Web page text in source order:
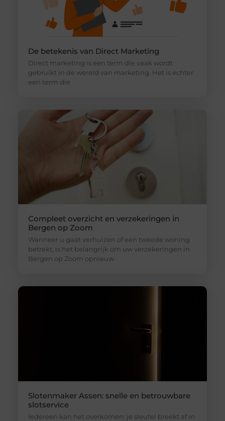
De betekenis van Direct Marketing
Direct marketing is een term die vaak wordt
gebruikt in de wereld van marketing. Het is echter
een term die
Compleet overzicht en verzekeringen in
Bergen op Zoom
Wanneer u gaat verhuizen of een tweede woning
betrekt, is het belangrijk om uw verzekeringen in
Bergen op Zoom opnieuw
Slotenmaker Assen: snelle en betrouwbare
slotservice
Iedereen kan het overkomen: je sleutel breekt af in